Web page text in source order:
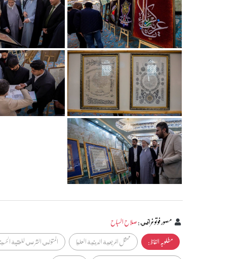
مصور فوتوغرافي:صلاح السباح
مطلوبہ الفاظ :
ممثل المرجعية الدينية العليا المتولي الشرعي للعتبة